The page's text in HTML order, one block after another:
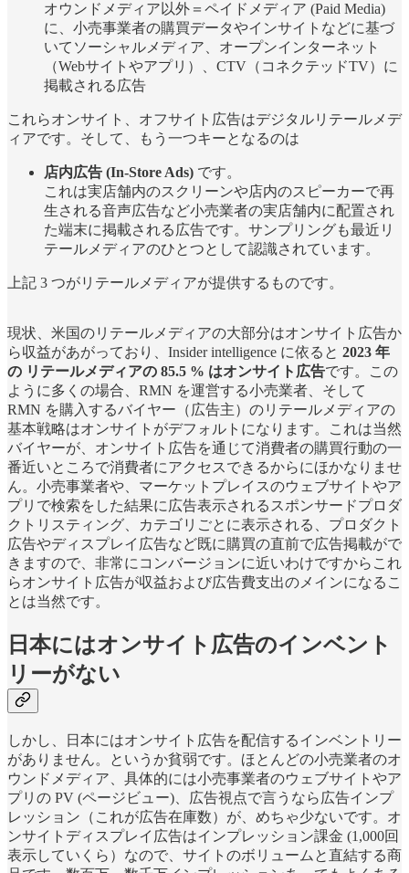
オウンドメディア以外＝ペイドメディア (Paid Media)
に、小売事業者の購買データやインサイトなどに基づ
いてソーシャルメディア、オープンインターネット
（Webサイトやアプリ）、CTV（コネクテッドTV）に
掲載される広告
これらオンサイト、オフサイト広告はデジタルリテールメデ
ィアです。そして、もう一つキーとなるのは
店内広告 (In-Store Ads) です。
これは実店舗内のスクリーンや店内のスピーカーで再
生される音声広告など小売業者の実店舗内に配置され
た端末に掲載される広告です。サンプリングも最近リ
テールメディアのひとつとして認識されています。
上記 3 つがリテールメディアが提供するものです。
現状、米国のリテールメディアの大部分はオンサイト広告か
ら収益があがっており、Insider intelligence に依ると 2023 年
の リテールメディアの 85.5 % はオンサイト広告です。この
ように多くの場合、RMN を運営する小売業者、そして
RMN を購入するバイヤー（広告主）のリテールメディアの
基本戦略はオンサイトがデフォルトになります。これは当然
バイヤーが、オンサイト広告を通じて消費者の購買行動の一
番近いところで消費者にアクセスできるからにほかなりませ
ん。小売事業者や、マーケットプレイスのウェブサイトやア
プリで検索をした結果に広告表示されるスポンサードプロダ
クトリスティング、カテゴリごとに表示される、プロダクト
広告やディスプレイ広告など既に購買の直前で広告掲載がで
きますので、非常にコンバージョンに近いわけですからこれ
らオンサイト広告が収益および広告費支出のメインになるこ
とは当然です。
日本にはオンサイト広告のインベント
リーがない
しかし、日本にはオンサイト広告を配信するインベントリー
がありません。というか貧弱です。ほとんどの小売業者のオ
ウンドメディア、具体的には小売事業者のウェブサイトやア
プリの PV (ページビュー)、広告視点で言うなら広告インプ
レッション（これが広告在庫数）が、めちゃ少ないです。オ
ンサイトディスプレイ広告はインプレッション課金 (1,000回
表示していくら）なので、サイトのボリュームと直結する商